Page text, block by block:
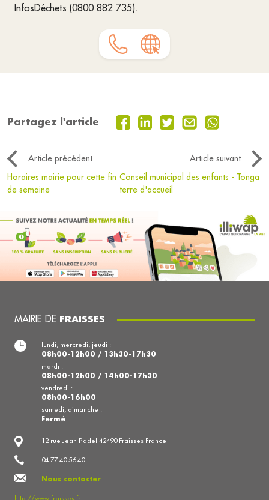
InfosDéchets (0800 882 735).
Partagez l'article
Article précédent
Article suivant
Horaires mairie pour cette fin
de semaine
Conseil municipal des enfants - Tonga
terre d'accueil
MAIRIE DE FRAISSES
12 rue Jean Padel 42490 Fraisses France
04 77 40 56 40
Nous contacter
http://www.fraisses.fr
lundi, mercredi, jeudi :
08h00-12h00 / 13h30-17h30
mardi :
08h00-12h00 / 14h00-17h30
vendredi :
08h00-16h00
samedi, dimanche :
Fermé